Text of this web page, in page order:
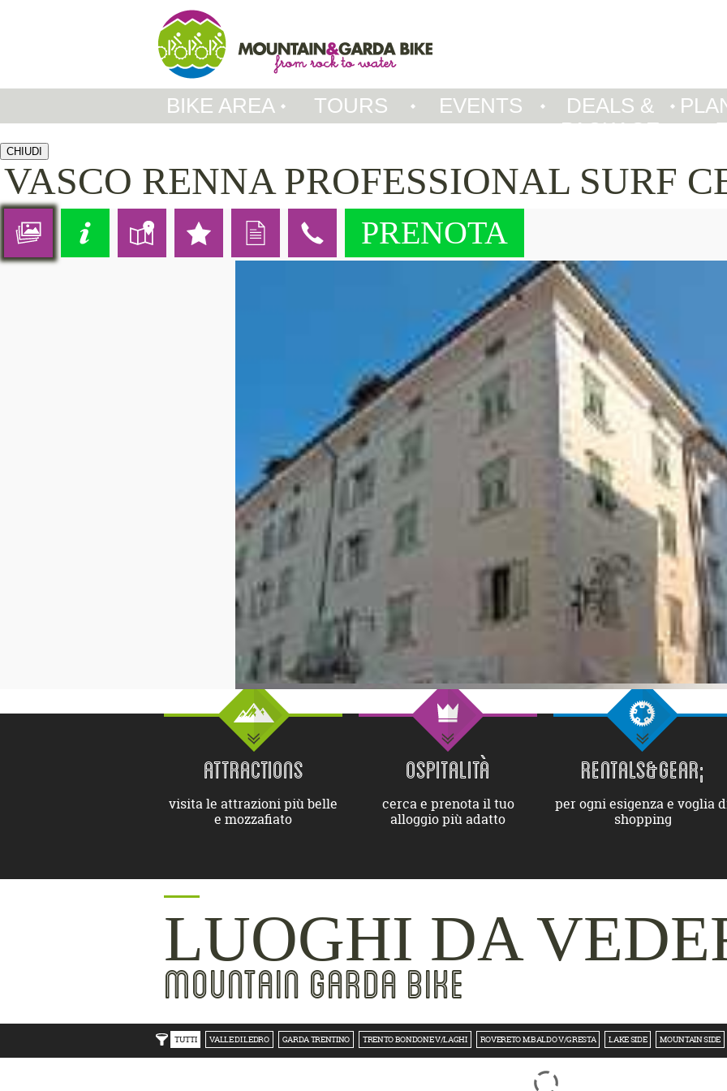
BIKE AREA TOURS EVENTS
DEALS &
PACKAGE
CHIUDI
VASCO RENNA PROFESSIONAL SURF
PRENOTA
ATTRACTIONS
visita le attrazioni più belle
e mozzafiato
OSPITALITÀ
cerca e prenota il tuo
alloggio più adatto
RENTALS&GEAR;
per ogni esigenza e voglia
shopping
LUOGHI DA
MOUNTAIN GARDA BIKE
TUTTI VALLE DI LEDRO GARDA TRENTINO TRENTO BONDONE V/LAGHI ROVERETO M.BALDO V/GRESTA LAKE SIDE MOUNTAIN SIDE